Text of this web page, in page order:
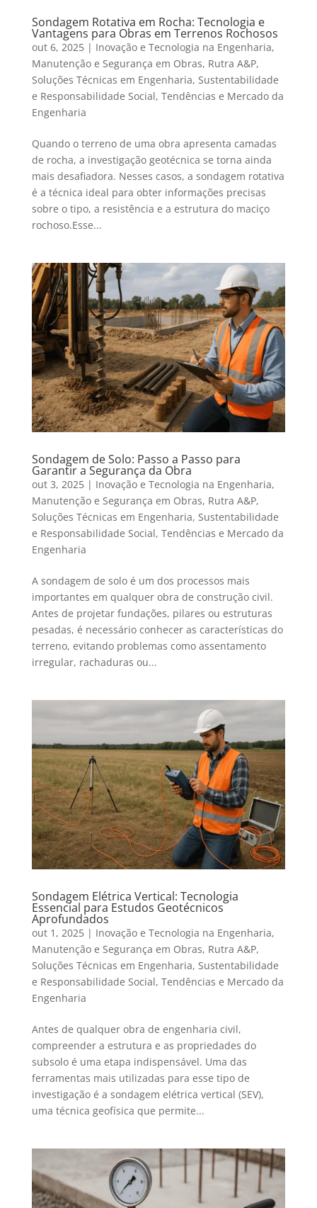
Sondagem Rotativa em Rocha: Tecnologia e
Vantagens para Obras em Terrenos Rochosos
out 6, 2025| Inovação e Tecnologia na Engenharia,
Manutenção e Segurança em Obras, Rutra A&P,
Soluções Técnicas em Engenharia, Sustentabilidade
e Responsabilidade Social, Tendências e Mercado da
Engenharia
Quando o terreno de uma obra apresenta camadas
de rocha, a investigação geotécnica se torna ainda
mais desafiadora. Nesses casos, a sondagem rotativa
é a técnica ideal para obter informações precisas
sobre o tipo, a resistência e a estrutura do maciço
rochoso.Esse...
Sondagem de Solo: Passo a Passo para
Garantir a Segurança da Obra
out 3, 2025| Inovação e Tecnologia na Engenharia,
Manutenção e Segurança em Obras, Rutra A&P,
Soluções Técnicas em Engenharia, Sustentabilidade
e Responsabilidade Social, Tendências e Mercado da
Engenharia
A sondagem de solo é um dos processos mais
importantes em qualquer obra de construção civil.
Antes de projetar fundações, pilares ou estruturas
pesadas, é necessário conhecer as características do
terreno, evitando problemas como assentamento
irregular, rachaduras ou...
Sondagem Elétrica Vertical: Tecnologia
Essencial para Estudos Geotécnicos
Aprofundados
out 1, 2025| Inovação e Tecnologia na Engenharia,
Manutenção e Segurança em Obras, Rutra A&P,
Soluções Técnicas em Engenharia, Sustentabilidade
e Responsabilidade Social, Tendências e Mercado da
Engenharia
Antes de qualquer obra de engenharia civil,
compreender a estrutura e as propriedades do
subsolo é uma etapa indispensável. Uma das
ferramentas mais utilizadas para esse tipo de
investigação é a sondagem elétrica vertical (SEV),
uma técnica geofísica que permite...